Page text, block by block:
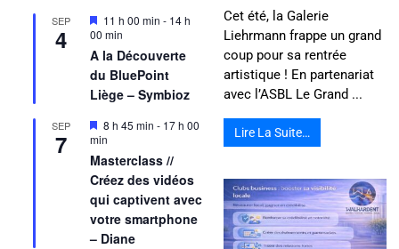
SEP
4
Mis
en
avant
11 h 00 min - 14 h
00 min
A la Découverte
du BluePoint
Liège – Symbioz
SEP
7
Mis
en
8 h 45 min - 17 h 00
min
Masterclass //
Créez des vidéos
qui captivent avec
votre smartphone
– Diane
Cet été, la Galerie
Liehrmann frappe un grand
coup pour sa rentrée
artistique ! En partenariat
avec l’ASBL Le Grand ...
Lire La Suite…